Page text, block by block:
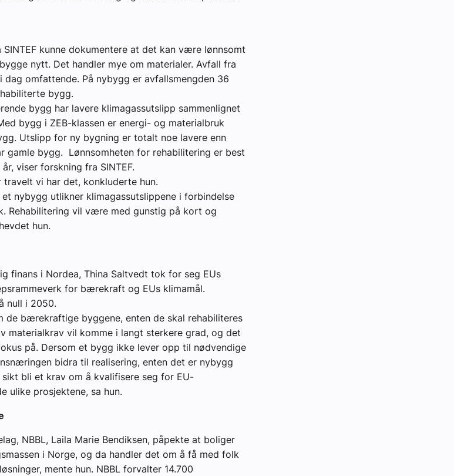
kunne dokumentere at det kan være lønnsomt
nytt. Det handler mye om materialer. Avfall fra
omfattende. På nybygg er avfallsmengden 36
bygg.
bygg har lavere klimagassutslipp sammenlignet
bygg i ZEB-klassen er energi- og materialbruk
Utslipp for ny bygning er totalt noe lavere enn
gamle bygg. Lønnsomheten for rehabilitering er best
viser forskning fra SINTEF.
travelt vi har det, konkluderte hun.
nybygg utlikner klimagassutslippene i forbindelse
Rehabilitering vil være med gunstig på kort og
hun.
finans i Nordea, Thina Saltvedt tok for seg EUs
for bærekraft og EUs klimamål.
null i 2050.
de bærekraftige byggene, enten de skal rehabiliteres
materialkrav vil komme i langt sterkere grad, og det
på. Dersom et bygg ikke lever opp til nødvendige
bidra til realisering, enten det er nybygg
bli et krav om å kvalifisere seg for EU-
ulike prosjektene, sa hun.
NBBL, Laila Marie Bendiksen, påpekte at boliger
i Norge, og da handler det om å få med folk
mente hun. NBBL forvalter 14.700